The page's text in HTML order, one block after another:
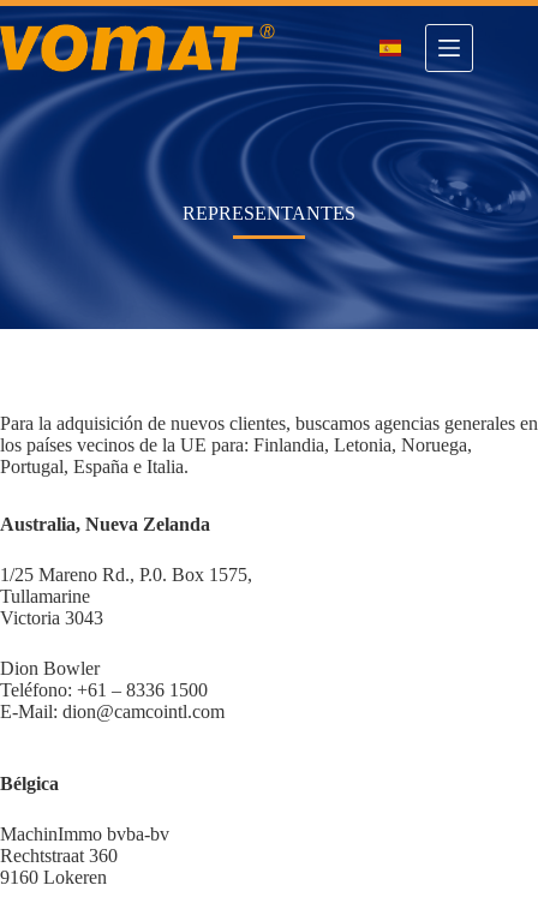
Saltar
al
contenido
REPRESENTANTES
Para la adquisición de nuevos clientes, buscamos agencias generales en
los países vecinos de la UE para: Finlandia, Letonia, Noruega,
Portugal, España e Italia.
Australia, Nueva Zelanda
1/25 Mareno Rd., P.0. Box 1575,
Tullamarine
Victoria 3043
Dion Bowler
Teléfono: +61 – 8336 1500
E-Mail: dion@camcointl.com
Bélgica
MachinImmo bvba-bv
Rechtstraat 360
9160 Lokeren